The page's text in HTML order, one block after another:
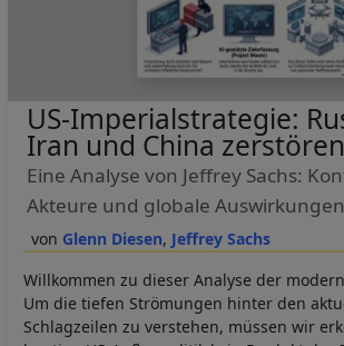
Glenn Diesen Jeffrey Sachs
US-Imperialstrategie:
Iran und China zerstören
Eine Analyse von Jeffrey Sachs:
Akteure und globale Auswirkungen
Willkommen zu dieser Analyse der
Um die tiefen Strömungen hinter den
Schlagzeilen zu verstehen, müssen wir